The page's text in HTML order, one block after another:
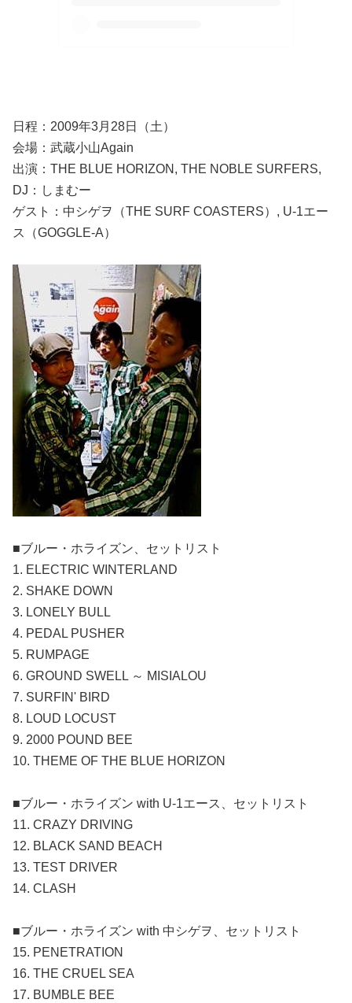
日程：2009年3月28日（土）
会場：武蔵小山Again
出演：THE BLUE HORIZON, THE NOBLE SURFERS,
DJ：しまむー
ゲスト：中シゲヲ（THE SURF COASTERS）, U-1エー
ス（GOGGLE-A）
■ブルー・ホライズン、セットリスト
1. ELECTRIC WINTERLAND
2. SHAKE DOWN
3. LONELY BULL
4. PEDAL PUSHER
5. RUMPAGE
6. GROUND SWELL ～ MISIALOU
7. SURFIN' BIRD
8. LOUD LOCUST
9. 2000 POUND BEE
10. THEME OF THE BLUE HORIZON
■ブルー・ホライズン with U-1エース、セットリスト
11. CRAZY DRIVING
12. BLACK SAND BEACH
13. TEST DRIVER
14. CLASH
■ブルー・ホライズン with 中シゲヲ、セットリスト
15. PENETRATION
16. THE CRUEL SEA
17. BUMBLE BEE